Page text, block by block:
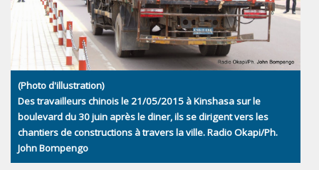
(Photo d'illustration)
Des travailleurs chinois le 21/05/2015 à Kinshasa sur le
boulevard du 30 juin après le diner, ils se dirigent vers les
chantiers de constructions à travers la ville. Radio Okapi/Ph.
John Bompengo